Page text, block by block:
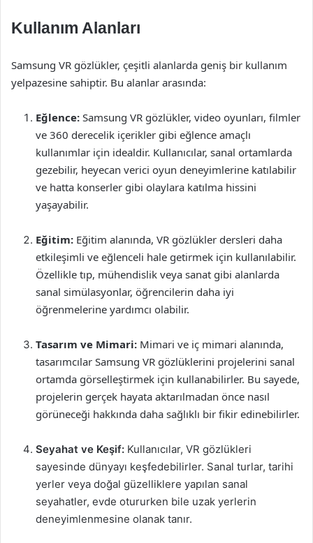
Kullanım Alanları
Samsung VR gözlükler, çeşitli alanlarda geniş bir kullanım
yelpazesine sahiptir. Bu alanlar arasında:
Eğlence: Samsung VR gözlükler, video oyunları, filmler
ve 360 derecelik içerikler gibi eğlence amaçlı
kullanımlar için idealdir. Kullanıcılar, sanal ortamlarda
gezebilir, heyecan verici oyun deneyimlerine katılabilir
ve hatta konserler gibi olaylara katılma hissini
yaşayabilir.
Eğitim: Eğitim alanında, VR gözlükler dersleri daha
etkileşimli ve eğlenceli hale getirmek için kullanılabilir.
Özellikle tıp, mühendislik veya sanat gibi alanlarda
sanal simülasyonlar, öğrencilerin daha iyi
öğrenmelerine yardımcı olabilir.
Tasarım ve Mimari: Mimari ve iç mimari alanında,
tasarımcılar Samsung VR gözlüklerini projelerini sanal
ortamda görselleştirmek için kullanabilirler. Bu sayede,
projelerin gerçek hayata aktarılmadan önce nasıl
görüneceği hakkında daha sağlıklı bir fikir edinebilirler.
Seyahat ve Keşif: Kullanıcılar, VR gözlükleri
sayesinde dünyayı keşfedebilirler. Sanal turlar, tarihi
yerler veya doğal güzelliklere yapılan sanal
seyahatler, evde otururken bile uzak yerlerin
deneyimlenmesine olanak tanır.